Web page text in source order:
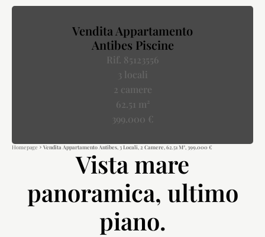
Vendita Appartamento
Antibes Piscine
Rif. 85123556
3 locali
2 camere
62.51 m²
399.000 €
Homepage Vendita Appartamento Antibes, 3 Locali, 2 Camere, 62.51 M², 399.000 €
Vista mare
panoramica, ultimo
piano.